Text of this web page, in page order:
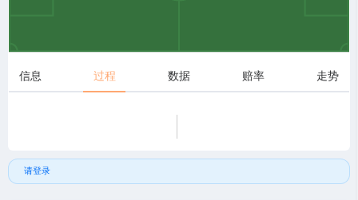
信息 过程 数据 赔率 走势
请登录